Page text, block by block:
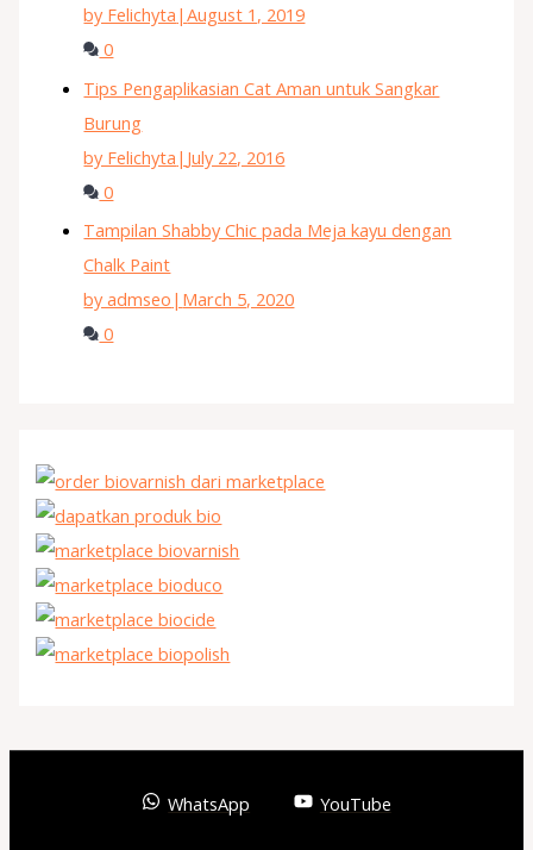
by Felichyta |August 1, 2019
0
Tips Pengaplikasian Cat Aman untuk Sangkar
Burung
by Felichyta | July 22, 2016
0
Tampilan Shabby Chic pada Meja kayu dengan
Chalk Paint
by admseo | March 5, 2020
0
WhatsApp YouTube